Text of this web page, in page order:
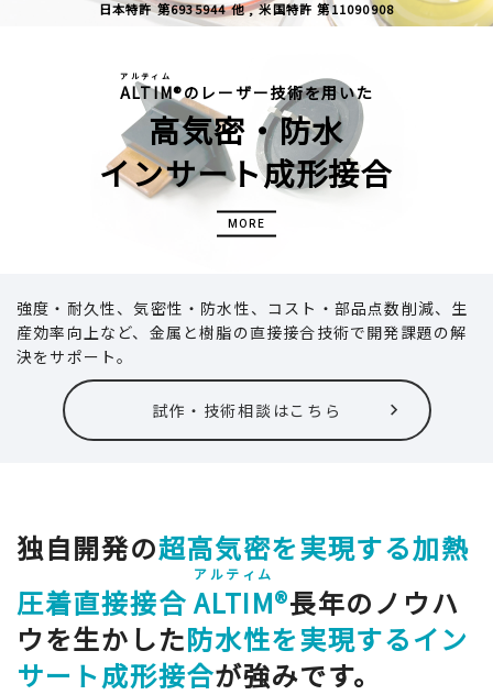
日本特許 第6935944 他 , 米国特許 第11090908
ALTIM
アルティム
®のレーザー技術を用いた
高気密・防水
インサート成形接合
MORE
強度・耐久性、気密性・防水性、コスト・部品点数削減、生
産効率向上など、金属と樹脂の直接接合技術で開発課題の解
決をサポート。
試作・技術相談はこちら
独自開発の超高気密を実現する加熱
圧着直接接合ALTIM
アルティム
®長年のノウハ
ウを生かした防水性を実現するイン
サート成形接合が強みです。